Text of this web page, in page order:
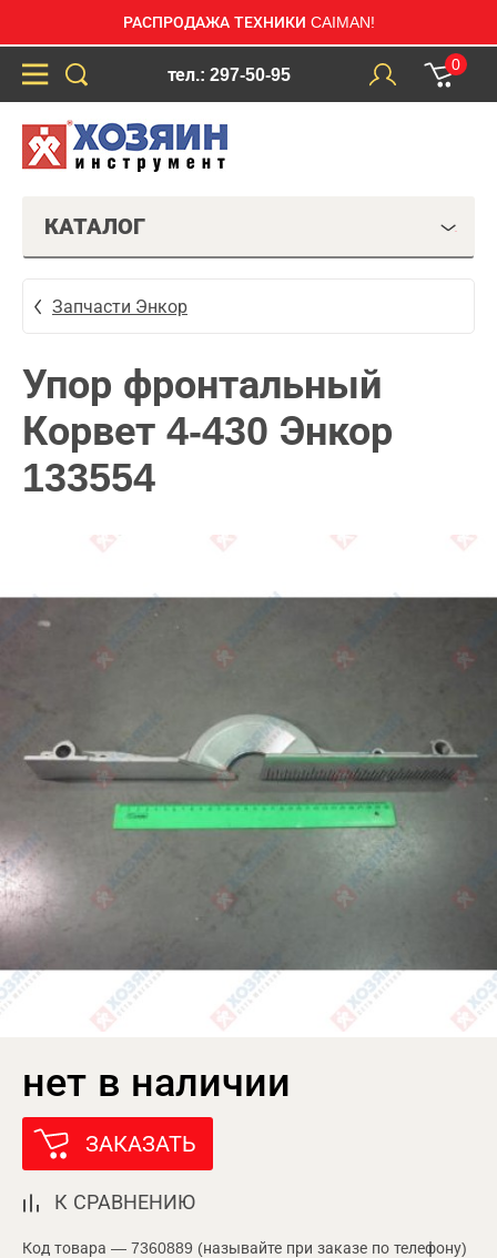
РАСПРОДАЖА ТЕХНИКИ CAIMAN!
тел.: 297-50-95
0
КАТАЛОГ
Запчасти Энкор
Упор фронтальный
Корвет 4-430 Энкор
133554
нет в наличии
ЗАКАЗАТЬ
К СРАВНЕНИЮ
Код товара — 7360889 (называйте при заказе по телефону)